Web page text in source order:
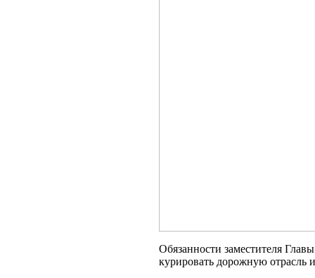
Обязанности заместителя
курировать дорожную отрасль